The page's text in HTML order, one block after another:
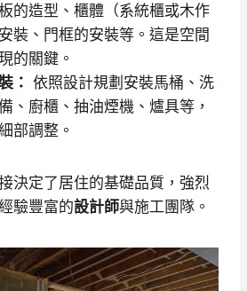
的造型、櫃體（系統櫃或木作
裝、門框的安裝等。這是空間
的關鍵。
： 依照設計規劃安裝馬桶、洗
、廚櫃、抽油煙機、爐具等，
部調整。
決定了居住的基礎品質，強烈
驗豐富的設計師與施工團隊。